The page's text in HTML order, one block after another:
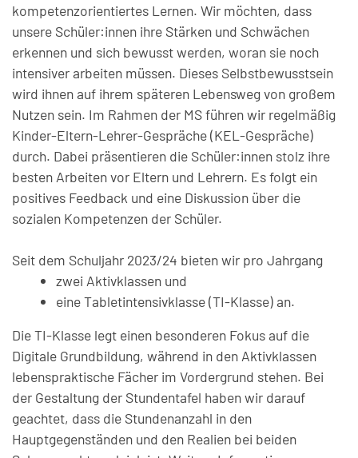
Pausenzeiten
Zusatzangebote
Berufsorientierung
Jugendcoaching
Schulsozialarbeit
Bau-Tagebuch
Direktion
Bildungsberatung
Beratungslehrerin
Elternverein
Schulerhalter
Schularbeiten
Rückblick 2023/24
Rückblick 2024/25
Schulkleidung
Fundstücke
Adresse
Telefonliste
Gemeinden & Links
kompetenzorientiertes Lernen. Wir möchten, dass
unsere Schüler:innen ihre Stärken und Schwächen
erkennen und sich bewusst werden, woran sie noch
intensiver arbeiten müssen. Dieses Selbstbewusstsein
wird ihnen auf ihrem späteren Lebensweg von großem
Nutzen sein. Im Rahmen der MS führen wir regelmäßig
Kinder-Eltern-Lehrer-Gespräche (KEL-Gespräche)
durch. Dabei präsentieren die Schüler:innen stolz ihre
besten Arbeiten vor Eltern und Lehrern. Es folgt ein
positives Feedback und eine Diskussion über die
sozialen Kompetenzen der Schüler.
Seit dem Schuljahr 2023/24 bieten wir pro Jahrgang
zwei Aktivklassen und
eine Tabletintensivklasse (TI-Klasse) an.
Die TI-Klasse legt einen besonderen Fokus auf die
Digitale Grundbildung, während in den Aktivklassen
lebenspraktische Fächer im Vordergrund stehen. Bei
der Gestaltung der Stundentafel haben wir darauf
geachtet, dass die Stundenanzahl in den
Hauptgegenständen und den Realien bei beiden